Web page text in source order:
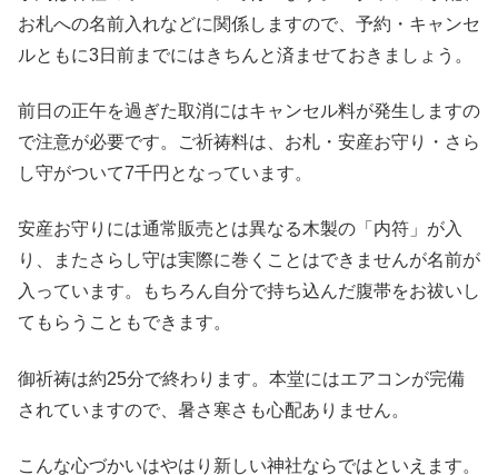
お札への名前入れなどに関係しますので、予約・キャンセ
ルともに3日前までにはきちんと済ませておきましょう。
前日の正午を過ぎた取消にはキャンセル料が発生しますの
で注意が必要です。ご祈祷料は、お札・安産お守り・さら
し守がついて7千円となっています。
安産お守りには通常販売とは異なる木製の「内符」が入
り、またさらし守は実際に巻くことはできませんが名前が
入っています。もちろん自分で持ち込んだ腹帯をお祓いし
てもらうこともできます。
御祈祷は約25分で終わります。本堂にはエアコンが完備
されていますので、暑さ寒さも心配ありません。
こんな心づかいはやはり新しい神社ならではといえます。